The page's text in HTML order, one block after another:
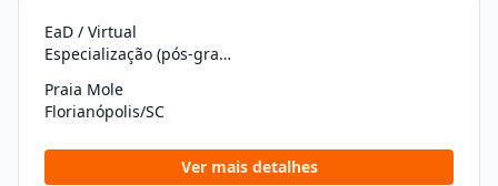
EaD / Virtual
Especialização (pós-graduação)
Praia Mole
Florianópolis/SC
Ver mais detalhes